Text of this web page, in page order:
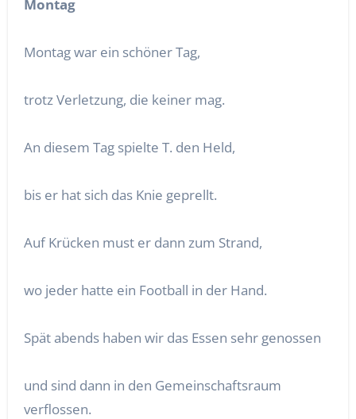
Montag
Montag war ein schöner Tag,
trotz Verletzung, die keiner mag.
An diesem Tag spielte T. den Held,
bis er hat sich das Knie geprellt.
Auf Krücken must er dann zum Strand,
wo jeder hatte ein Football in der Hand.
Spät abends haben wir das Essen sehr genossen
und sind dann in den Gemeinschaftsraum
verflossen.